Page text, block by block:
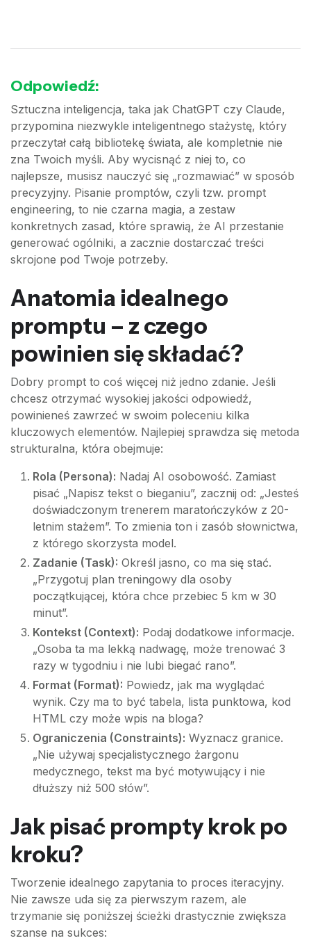
Odpowiedź:
Sztuczna inteligencja, taka jak ChatGPT czy Claude,
przypomina niezwykle inteligentnego stażystę, który
przeczytał całą bibliotekę świata, ale kompletnie nie
zna Twoich myśli. Aby wycisnąć z niej to, co
najlepsze, musisz nauczyć się „rozmawiać” w sposób
precyzyjny. Pisanie promptów, czyli tzw. prompt
engineering, to nie czarna magia, a zestaw
konkretnych zasad, które sprawią, że AI przestanie
generować ogólniki, a zacznie dostarczać treści
skrojone pod Twoje potrzeby.
Anatomia idealnego
promptu – z czego
powinien się składać?
Dobry prompt to coś więcej niż jedno zdanie. Jeśli
chcesz otrzymać wysokiej jakości odpowiedź,
powinieneś zawrzeć w swoim poleceniu kilka
kluczowych elementów. Najlepiej sprawdza się metoda
strukturalna, która obejmuje:
Rola (Persona): Nadaj AI osobowość. Zamiast
pisać „Napisz tekst o bieganiu”, zacznij od: „Jesteś
doświadczonym trenerem maratończyków z 20-
letnim stażem”. To zmienia ton i zasób słownictwa,
z którego skorzysta model.
Zadanie (Task): Określ jasno, co ma się stać.
„Przygotuj plan treningowy dla osoby
początkującej, która chce przebiec 5 km w 30
minut”.
Kontekst (Context): Podaj dodatkowe informacje.
„Osoba ta ma lekką nadwagę, może trenować 3
razy w tygodniu i nie lubi biegać rano”.
Format (Format): Powiedz, jak ma wyglądać
wynik. Czy ma to być tabela, lista punktowa, kod
HTML czy może wpis na bloga?
Ograniczenia (Constraints): Wyznacz granice.
„Nie używaj specjalistycznego żargonu
medycznego, tekst ma być motywujący i nie
dłuższy niż 500 słów”.
Jak pisać prompty krok po
kroku?
Tworzenie idealnego zapytania to proces iteracyjny.
Nie zawsze uda się za pierwszym razem, ale
trzymanie się poniższej ścieżki drastycznie zwiększa
szanse na sukces: